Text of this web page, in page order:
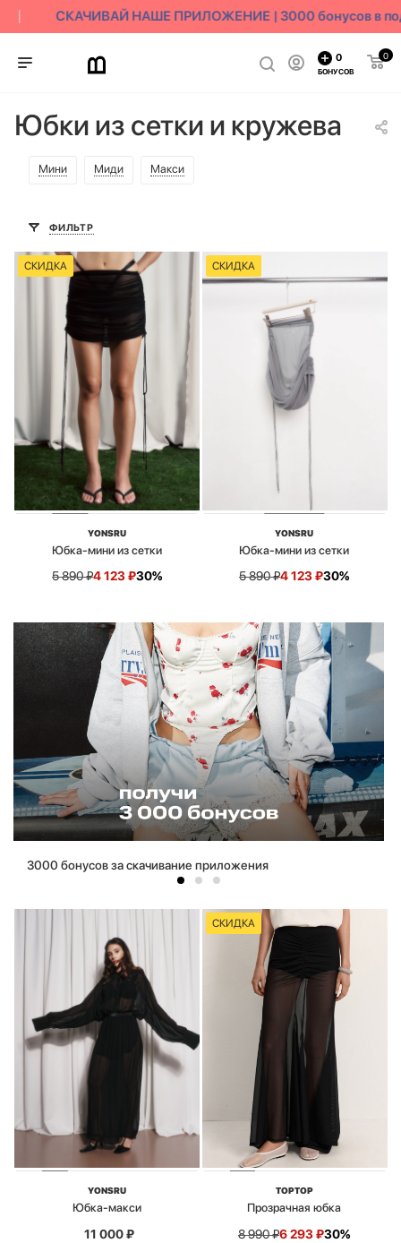
СКАЧИВАЙ НАШЕ ПРИЛОЖЕНИЕ | 3000 бонусов в
0
0
БОНУСОВ
Юбки из сетки и кружева
Мини Миди Макси
ФИЛЬТР
СКИДКА
YONSRU
Юбка-мини из сетки
5 890₽4 123₽30%
СКИДКА
YONSRU
Юбка-мини из сетки
5 890₽4 123₽30%
3000 бонусов за скачивание приложения
YONSRU
Юбка-макси
11 000₽
СКИДКА
TOPTOP
Прозрачная юбка
8 990₽6 293₽30%